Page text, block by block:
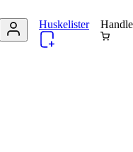
Huskelister